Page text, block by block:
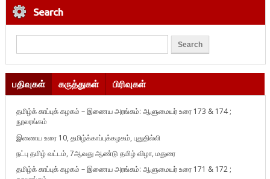
Search
பதிவுகள் கருத்துகள் பிரிவுகள்
தமிழ்க் காப்புக் கழகம் – இணைய அரங்கம்: ஆளுமையர் உரை 173 & 174 ;
நூலரங்கம்
இணைய உரை 10, தமிழ்க்காப்புக்கழகம், புதுதில்லி
நட்பு தமிழ் வட்டம், 7ஆவது ஆண்டு தமிழ் விழா, மதுரை
தமிழ்க் காப்புக் கழகம் – இணைய அரங்கம்: ஆளுமையர் உரை 171 & 172 ;